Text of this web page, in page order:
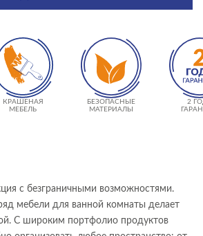
КРАШЕНАЯ
МЕБЕЛЬ
БЕЗОПАСНЫЕ
МАТЕРИАЛЫ
2
с безграничными возможностями.
мебели для ванной комнаты делает
С широким портфолио продуктов